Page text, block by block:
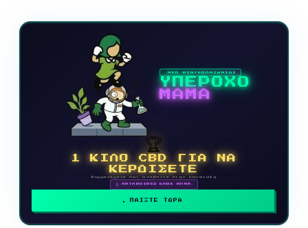
ΝΕΟ ΒΙΝΤΕΟΠΑΙΧΝΙΔΙ
ΥΠΕΡΟΧΟ
ΜΑΜΑ
🏆
1 ΚΙΛΟ CBD ΓΙΑ ΝΑ
ΚΕΡΔΙΣΕΤΕ
Συμμετέχετε και ανεβείτε στην κατάταξη
🗓 ΑΝΤΑΜΟΙΒΕΣ ΚΑΘΕ ΜΗΝΑ
ΠΑΙΞΤΕ ΤΩΡΑ